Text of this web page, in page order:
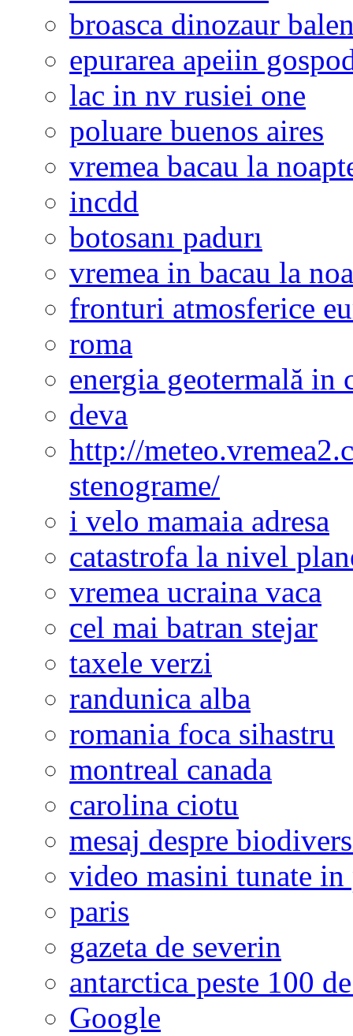
broasca dinozaur
epurarea apeiin
lac in nv rusiei one
poluare buenos aires
vremea bacau la
incdd
botosanı padurı
vremea in bacau la
fronturi atmosferice
roma
energia geotermală in
deva
http://
stenograme/
i velo mamaia adresa
catastrofa la nivel
vremea ucraina vaca
cel mai batran stejar
taxele verzi
randunica alba
romania foca sihastru
montreal canada
carolina ciotu
mesaj despre
video masini tunate
paris
gazeta de severin
antarctica peste 100
Google